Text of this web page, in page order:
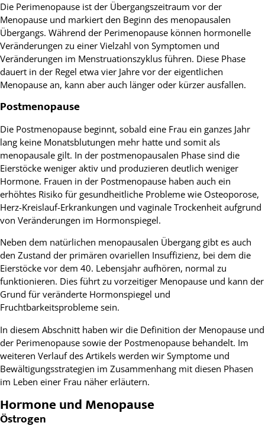
Die Perimenopause ist der Übergangszeitraum vor der
Menopause und markiert den Beginn des menopausalen
Übergangs. Während der Perimenopause können hormonelle
Veränderungen zu einer Vielzahl von Symptomen und
Veränderungen im Menstruationszyklus führen. Diese Phase
dauert in der Regel etwa vier Jahre vor der eigentlichen
Menopause an, kann aber auch länger oder kürzer ausfallen.
Postmenopause
Die Postmenopause beginnt, sobald eine Frau ein ganzes Jahr
lang keine Monatsblutungen mehr hatte und somit als
menopausale gilt. In der postmenopausalen Phase sind die
Eierstöcke weniger aktiv und produzieren deutlich weniger
Hormone. Frauen in der Postmenopause haben auch ein
erhöhtes Risiko für gesundheitliche Probleme wie Osteoporose,
Herz-Kreislauf-Erkrankungen und vaginale Trockenheit aufgrund
von Veränderungen im Hormonspiegel.
Neben dem natürlichen menopausalen Übergang gibt es auch
den Zustand der primären ovariellen Insuffizienz, bei dem die
Eierstöcke vor dem 40. Lebensjahr aufhören, normal zu
funktionieren. Dies führt zu vorzeitiger Menopause und kann der
Grund für veränderte Hormonspiegel und
Fruchtbarkeitsprobleme sein.
In diesem Abschnitt haben wir die Definition der Menopause und
der Perimenopause sowie der Postmenopause behandelt. Im
weiteren Verlauf des Artikels werden wir Symptome und
Bewältigungsstrategien im Zusammenhang mit diesen Phasen
im Leben einer Frau näher erläutern.
Hormone und Menopause
Östrogen